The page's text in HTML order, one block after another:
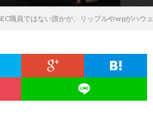
職員ではない誰かが、リップルやxrpがハ